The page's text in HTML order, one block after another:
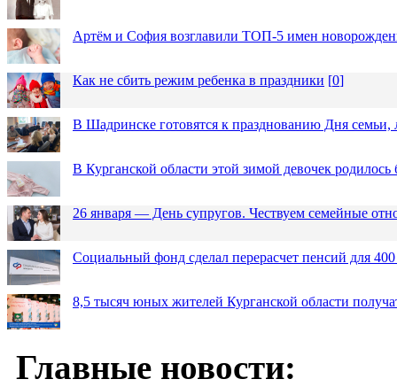
Артём и София возглавили ТОП-5 имен
Как не сбить режим ребенка в праздники [0]
В Шадринске готовятся к празднованию Дня семьи,
В Курганской области этой зимой девочек
26 января — День супругов. Чествуем семейные
Социальный фонд сделал перерасчет пенсий для
8,5 тысяч юных жителей Курганской области
Главные новости: